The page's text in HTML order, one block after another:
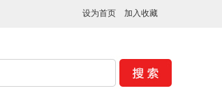
设为首页 加入收藏